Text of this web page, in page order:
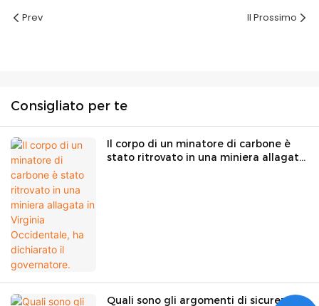
Prev Il Prossimo
Consigliato per te
Il corpo di un minatore di carbone è
stato ritrovato in una miniera allagata
Quali sono gli argomenti di sicurezza